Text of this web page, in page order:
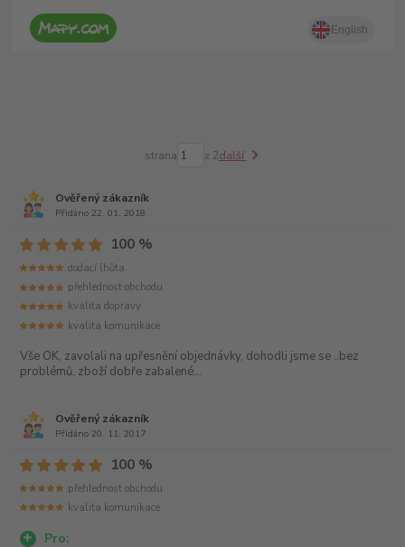
strana z 2další
Ověřený zákazník
Přidáno 22. 01. 2018
Vše OK, zavolali na upřesnění objednávky, dohodli jsme se ..bez
problémů, zboží dobře zabalené...
100 %
dodací lhůta
přehlednost obchodu
kvalita dopravy
kvalita komunikace
Ověřený zákazník
Přidáno 20. 11. 2017
Pro:
100 %
přehlednost obchodu
kvalita komunikace